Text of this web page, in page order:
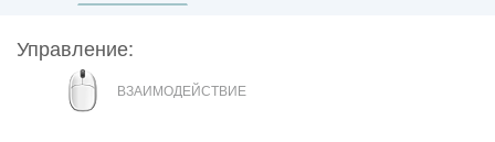
Управление:
МЫШЬ
ВЗАИМОДЕЙСТВИЕ